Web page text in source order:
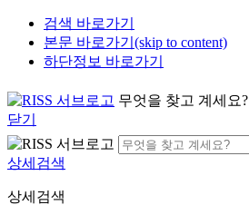
검색 바로가기
본문 바로가기(skip to content)
하단정보 바로가기
무엇을 찾고 계세요?
닫기
상세검색
상세검색